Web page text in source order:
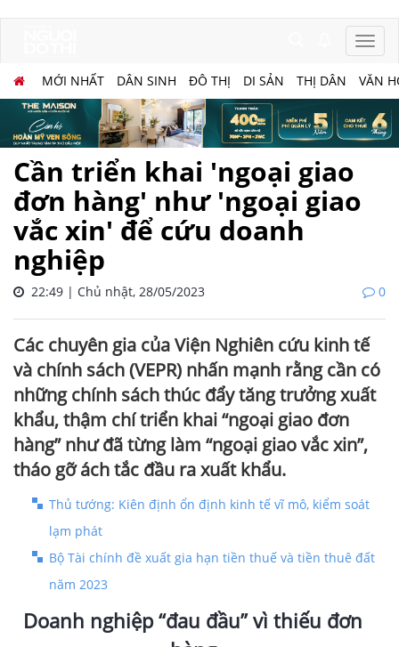
MỚI NHẤT DÂN SINH ĐÔ THỊ DI SẢN THỊ DÂN VĂN
Cần triển khai 'ngoại giao
đơn hàng' như 'ngoại giao
vắc xin' để cứu doanh
nghiệp
22:49 | Chủ nhật, 28/05/2023 0
Các chuyên gia của Viện Nghiên cứu kinh tế
và chính sách (VEPR) nhấn mạnh rằng cần có
những chính sách thúc đẩy tăng trưởng xuất
khẩu, thậm chí triển khai “ngoại giao đơn
hàng” như đã từng làm “ngoại giao vắc xin”,
tháo gỡ ách tắc đầu ra xuất khẩu.
Thủ tướng: Kiên định ổn định kinh tế vĩ mô, kiểm soát
lạm phát
Bộ Tài chính đề xuất gia hạn tiền thuế và tiền thuê đất
năm 2023
Doanh nghiệp “đau đầu” vì thiếu đơn